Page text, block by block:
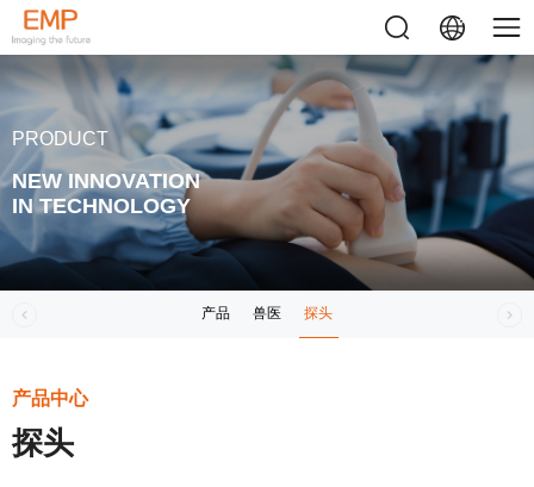
PRODUCT
NEW INNOVATION
IN TECHNOLOGY
产品 兽医 探头
产品中心
探头